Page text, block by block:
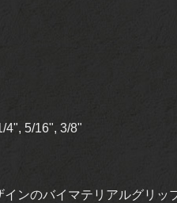
4", 5/16", 3/8"
ンのバイマテリアルグリ